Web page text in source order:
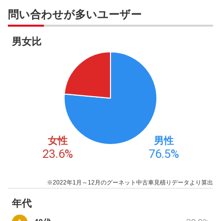
問い合わせが多いユーザー
男女比
女性
23.6%
男性
76.5%
※2022年1月～12月のグーネット中古車見積りデータより算出
年代